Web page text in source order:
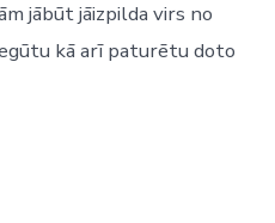
jābūt jāizpilda virs no
kā arī paturētu doto